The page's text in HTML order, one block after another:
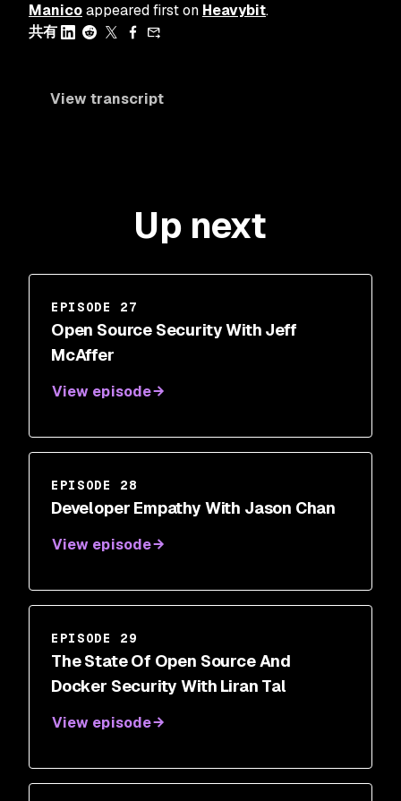
Manicoappeared first on Heavybit.
共有
View transcript
Up next
EPISODE 27
Open Source Security With Jeff
McAffer
View episode
EPISODE 28
Developer Empathy With Jason Chan
View episode
EPISODE 29
The State Of Open Source And
Docker Security With Liran Tal
View episode